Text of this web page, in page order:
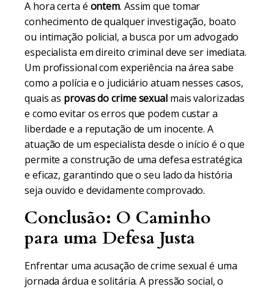
A hora certa é ontem. Assim que tomar
conhecimento de qualquer investigação, boato
ou intimação policial, a busca por um advogado
especialista em direito criminal deve ser imediata.
Um profissional com experiência na área sabe
como a polícia e o judiciário atuam nesses casos,
quais as provas do crime sexualmais valorizadas
e como evitar os erros que podem custar a
liberdade e a reputação de um inocente. A
atuação de um especialista desde o início é o que
permite a construção de uma defesa estratégica
e eficaz, garantindo que o seu lado da história
seja ouvido e devidamente comprovado.
Conclusão: O Caminho
para uma Defesa Justa
Enfrentar uma acusação de crime sexual é uma
jornada árdua e solitária. A pressão social, o